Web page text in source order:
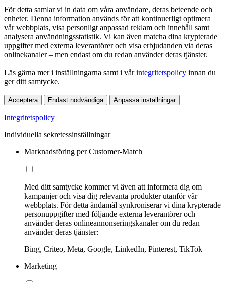
För detta samlar vi in data om våra användare, deras beteende och
enheter. Denna information används för att kontinuerligt optimera
vår webbplats, visa personligt anpassad reklam och innehåll samt
analysera användningsstatistik. Vi kan även matcha dina krypterade
uppgifter med externa leverantörer och visa erbjudanden via deras
onlinekanaler – men endast om du redan använder deras tjänster.
Läs gärna mer i inställningarna samt i vårintegritetspolicy innan du
ger ditt samtycke.
Acceptera Endast nödvändiga Anpassa inställningar
Integritetspolicy
Individuella sekretessinställningar
Marknadsföring per Customer-Match
Med ditt samtycke kommer vi även att informera dig om
kampanjer och visa dig relevanta produkter utanför vår
webbplats. För detta ändamål synkroniserar vi dina krypterade
personuppgifter med följande externa leverantörer och
använder deras onlineannonseringskanaler om du redan
använder deras tjänster:
Bing, Criteo, Meta, Google, LinkedIn, Pinterest, TikTok
Marketing